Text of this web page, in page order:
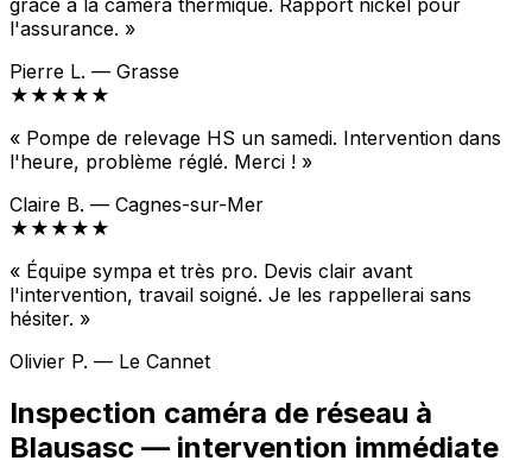
l'assurance. »
Pierre L. — Grasse
★★★★★
« Pompe de relevage HS un samedi. Intervention dans
l'heure, problème réglé. Merci ! »
Claire B. — Cagnes-sur-Mer
★★★★★
« Équipe sympa et très pro. Devis clair avant
l'intervention, travail soigné. Je les rappellerai sans
hésiter. »
Olivier P. — Le Cannet
Inspection caméra de réseau à
Blausasc — intervention immédiate